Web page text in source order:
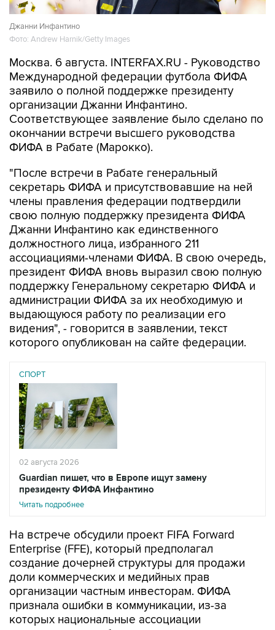
Джанни Инфантино
Фото: Andrew Harnik/Getty Images
Москва. 6 августа. INTERFAX.RU - Руководство
Международной федерации футбола ФИФА
заявило о полной поддержке президенту
организации Джанни Инфантино.
Соответствующее заявление было сделано по
окончании встречи высшего руководства
ФИФА в Рабате (Марокко).
"После встречи в Рабате генеральный
секретарь ФИФА и присутствовавшие на ней
члены правления федерации подтвердили
свою полную поддержку президента ФИФА
Джанни Инфантино как единственного
должностного лица, избранного 211
ассоциациями-членами ФИФА. В свою очередь,
президент ФИФА вновь выразил свою полную
поддержку Генеральному секретарю ФИФА и
администрации ФИФА за их необходимую и
выдающуюся работу по реализации его
видения", - говорится в заявлении, текст
которого опубликован на сайте федерации.
СПОРТ
02 августа 2026
Guardian пишет, что в Европе ищут замену
президенту ФИФА Инфантино
Читать подробнее
На встрече обсудили проект FIFA Forward
Enterprise (FFE), который предполагал
создание дочерней структуры для продажи
доли коммерческих и медийных прав
организации частным инвесторам. ФИФА
признала ошибки в коммуникации, из-за
которых национальные ассоциации